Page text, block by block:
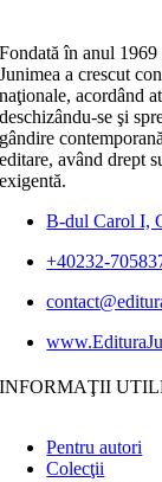
Fondată în anul
Junimea a crescut
naţionale, acordând
deschizându-se şi
gândire
editare, având drept
exigentă.
B-dul Carol I,
+40232-
INFORMAŢII
Pentru autori
Colecţii